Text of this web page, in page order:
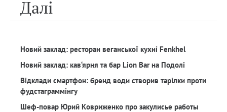
Далi
Новий заклад: ресторан веганської кухні Fenkhel
Новий заклад: кав‘ярня та бар Lion Bar на Подолі
Відклади смартфон: бренд води створив тарілки проти
фудстаграммінгу
Шеф-повар Юрий Ковриженко про закулисье работы